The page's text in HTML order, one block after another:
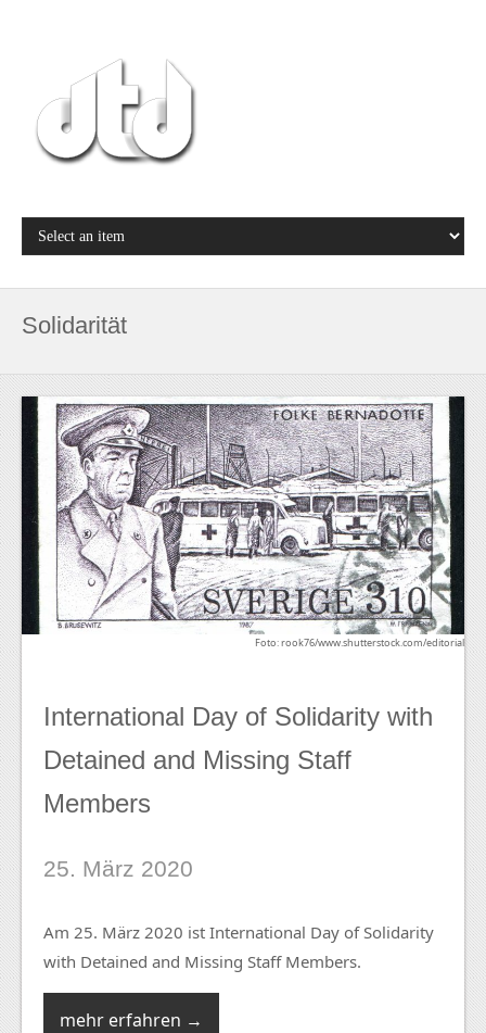
Solidarität
Foto: rook76/www.shutterstock.com/editorial
International Day of Solidarity with
Detained and Missing Staff
Members
25. März 2020
Am 25. März 2020 ist International Day of Solidarity
with Detained and Missing Staff Members.
mehr erfahren →